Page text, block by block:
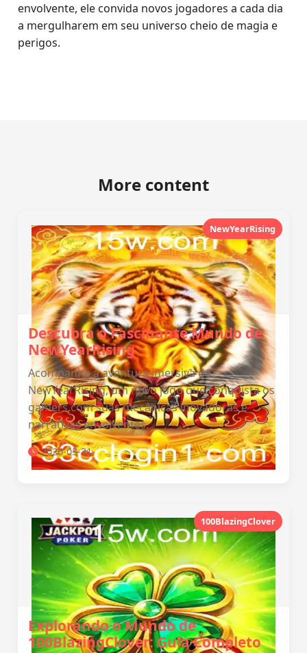
envolvente, ele convida novos jogadores a cada dia
a mergulharem em seu universo cheio de magia e
perigos.
More content
NewYearRising
Descubra o Fascinante Mundo de
NewYearRising
Acompanhe a aventura imersiva de
NewYearRising, um novo jogo que conquista os
gamers com suas mecânicas inovadoras e
narrativas envolventes.
2026-03-31
100BlazingClover
Explorando o Mundo de
100BlazingClover: Guia Completo